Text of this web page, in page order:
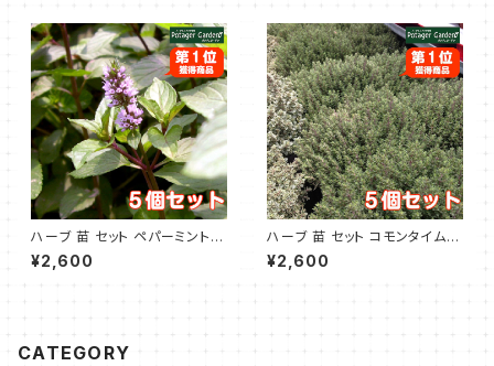
ハーブ 苗 セット ペパーミント 5
個
¥2,600
ハーブ 苗 セット コモンタイム 5
個
¥2,600
CATEGORY